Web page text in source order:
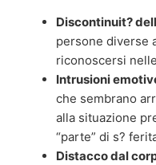
Discontinuit?
persone diverse
riconoscersi
Intrusioni
che sembrano
alla situazione
“parte” di s?
Distacco dal